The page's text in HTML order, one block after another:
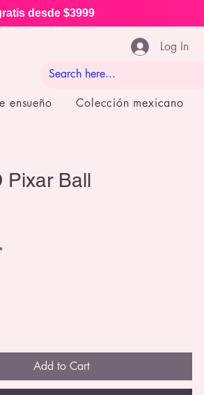
desde $3999
Log In
ensueño Colección mexicano
Pixar Ball
Add to Cart